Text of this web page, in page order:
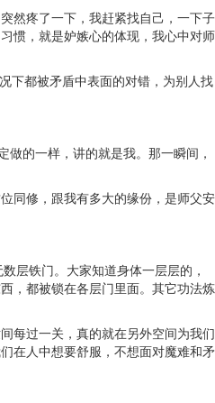
然疼了一下，我赶紧找自己，一下子
惯，就是妒嫉心的体现，我心中对师
下都被矛盾中表面的对错，为别人找
的一样，讲的就是我。那一瞬间，
同修，跟我有多大的缘份，是师父安
层铁门。大家知道身体一层层的，
，都被锁在各层门里面。其它功法炼
每过一关，真的就在另外空间为我们
在人中想要舒服，不想面对魔难和矛